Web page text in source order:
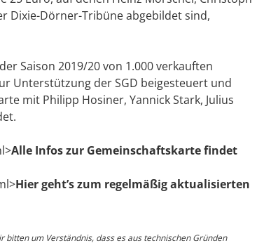
Dixie-Dörner-Tribüne abgebildet sind,
Saison 2019/20 von 1.000 verkauften
Unterstützung der SGD beigesteuert und
mit Philipp Hosiner, Yannick Stark, Julius
Alle Infos zur Gemeinschaftskarte findet
Hier geht’s zum regelmäßig aktualisierten
um Verständnis, dass es aus technischen Gründen